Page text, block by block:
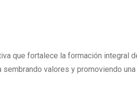
que fortalece la formación integral
valores y promoviendo una